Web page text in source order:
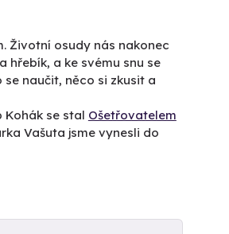
Životní osudy nás nakonec
hřebík, a ke svému snu se
naučit, něco si zkusit a
se stal Ošetřovatelem
Vašuta jsme vynesli do